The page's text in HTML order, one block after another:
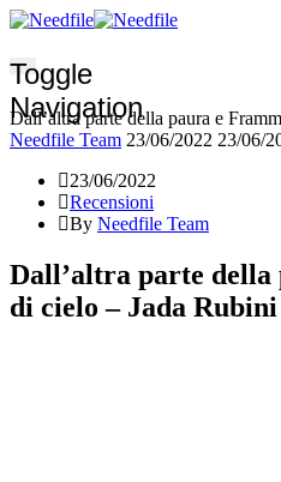
Toggle
Navigation
Dall’altra parte della paura e
Needfile Team 23/06/2022 23/06/
23/06/2022
Recensioni
By Needfile Team
Dall’altra parte
di cielo – Jada Rubini